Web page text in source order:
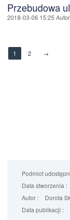
Przebudowa
2018-03-06 15:25 Autor
1 2 →
Podmiot
Data stworzenia :
Autor :
Dorota
Data publikacji :